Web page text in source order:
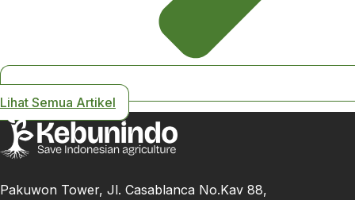
Lihat Semua Artikel
Pakuwon Tower, Jl. Casablanca No.Kav 88,